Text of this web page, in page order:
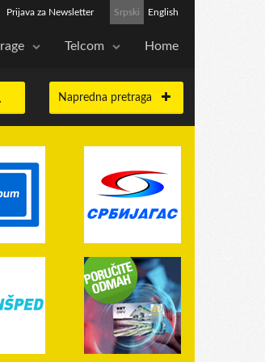
Srpski English
Prijava za Newsletter
Telcom Home
Napredna pretraga